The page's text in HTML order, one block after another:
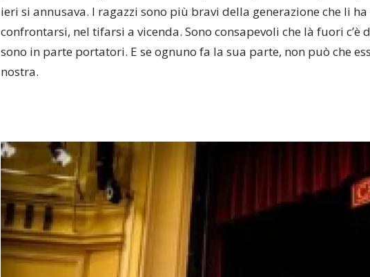
ieri si annusava. I ragazzi sono più bravi della generazione che li
confrontarsi, nel tifarsi a vicenda. Sono consapevoli che là fuori
sono in parte portatori. E se ognuno fa la sua parte, non può che
nostra.